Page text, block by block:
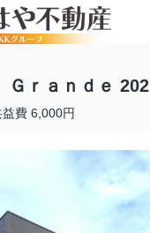
ｒａｎｄｅ 202
費 6,000円